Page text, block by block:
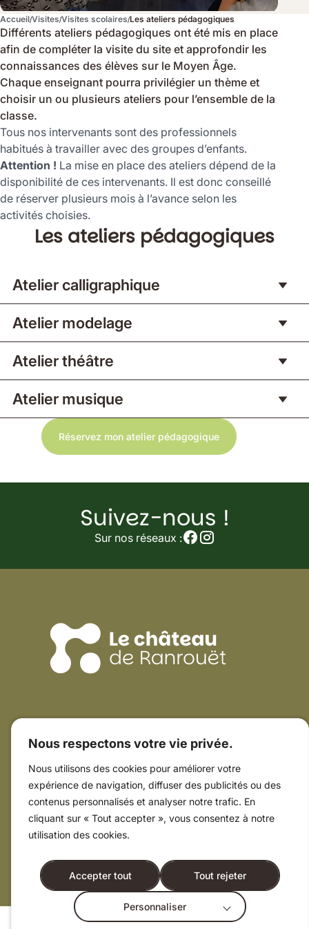
Nous respectons votre vie privée.
Nous utilisons des cookies pour améliorer votre
expérience de navigation, diffuser des publicités ou des
contenus personnalisés et analyser notre trafic. En
cliquant sur « Tout accepter », vous consentez à notre
utilisation des cookies.
Personnaliser
Tout rejeter
Accepter tout
Accueil Visites Visites scolaires Les ateliers pédagogiques
Différents ateliers pédagogiques ont été mis en place
afin de compléter la visite du site et approfondir les
connaissances des élèves sur le Moyen Âge.
Chaque enseignant pourra privilégier un thème et
choisir un ou plusieurs ateliers pour l’ensemble de la
classe.
Tous nos intervenants sont des professionnels
habitués à travailler avec des groupes d’enfants.
Attention ! La mise en place des ateliers dépend de la
disponibilité de ces intervenants. Il est donc conseillé
de réserver plusieurs mois à l’avance selon les
activités choisies.
Les ateliers pédagogiques
Atelier calligraphique
Atelier modelage
Atelier théâtre
Atelier musique
Réservez mon atelier pédagogique
Suivez-
nous
sur
réseaux
Suivez-nous !
Sur nos réseaux :
15 rue Guy de Rochefort
02 40 88 96 17
Ressources utiles
Horaires & tarifs
Plan du Château
Animations
Formulaire de contact
Mentions légales Politique de confidentialité
Plan du site
Accessibilité numériqueÉco-conception